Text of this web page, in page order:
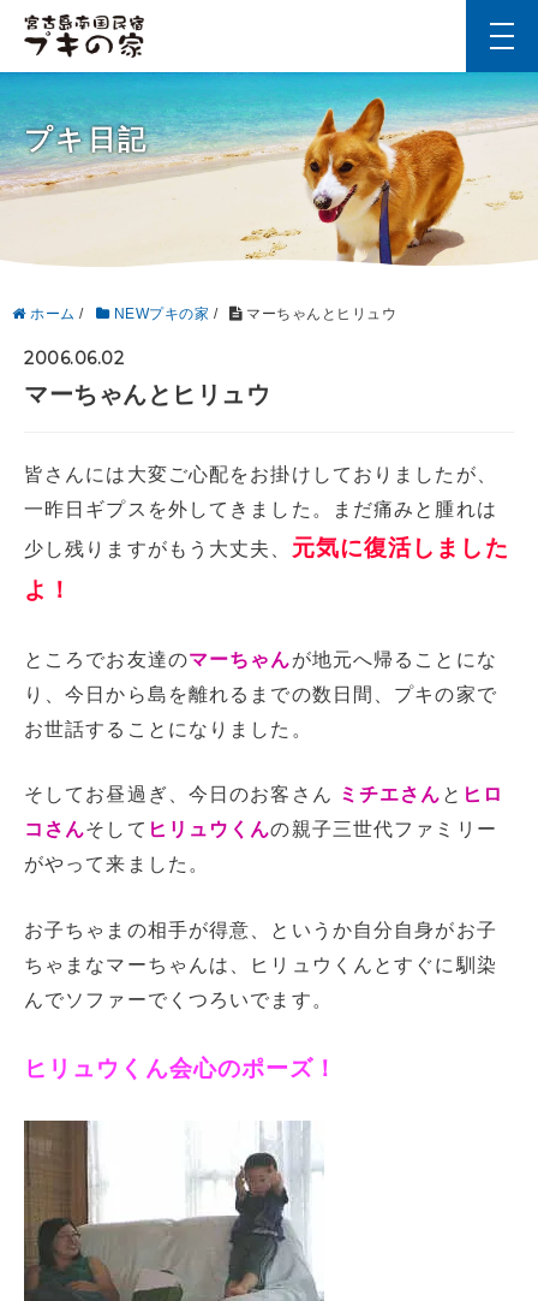
プキ日記
ホーム / NEWプキの家 / マーちゃんとヒリュウ
2006.06.02
マーちゃんとヒリュウ
皆さんには大変ご心配をお掛けしておりましたが、
一昨日ギプスを外してきました。まだ痛みと腫れは
少し残りますがもう大丈夫、 元気に復活しました
よ！
ところでお友達のマーちゃんが地元へ帰ることにな
り、今日から島を離れるまでの数日間、プキの家で
お世話することになりました。
そしてお昼過ぎ、今日のお客さん ミチエさん と ヒロ
コさんそして ヒリュウくんの親子三世代ファミリー
がやって来ました。
お子ちゃまの相手が得意、というか自分自身がお子
ちゃまなマーちゃんは、ヒリュウくんとすぐに馴染
んでソファーでくつろいでます。
ヒリュウくん会心のポーズ！
t
o
g
g
l
v
a